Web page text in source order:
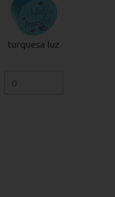
turquesa luz